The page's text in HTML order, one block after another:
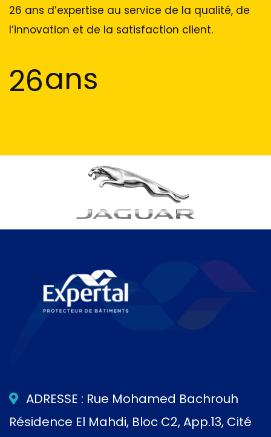
26 ans d’expertise au service de la qualité, de
l’innovation et de la satisfaction client.
26ans
ADRESSE : Rue Mohamed Bachrouh
Résidence El Mahdi, Bloc C2, App.13, Cité